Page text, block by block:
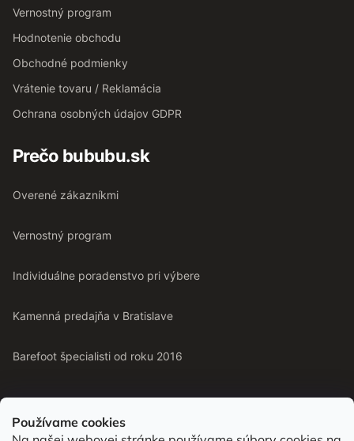
Používame cookies
Vernostný program
Hodnotenie obchodu
Obchodné podmienky
Vrátenie tovaru / Reklamácia
Ochrana osobných údajov GDPR
Prečo bububu.sk
Overené zákazníkmi
Vernostný program
Individuálne poradenstvo pri výbere
Kamenná predajňa v Bratislave
Barefoot špecialisti od roku 2016